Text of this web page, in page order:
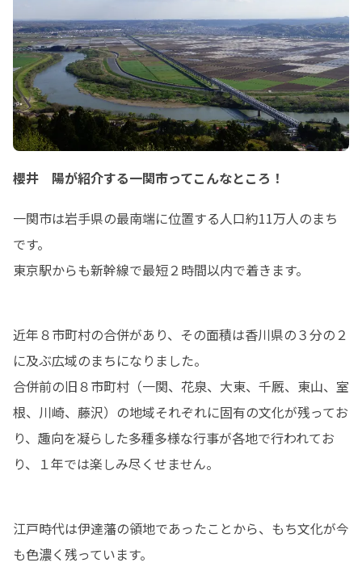
櫻井 陽が紹介する一関市ってこんなところ！
一関市は岩手県の最南端に位置する人口約11万人のまち
です。
東京駅からも新幹線で最短２時間以内で着きます。
近年８市町村の合併があり、その面積は香川県の３分の２
に及ぶ広域のまちになりました。
合併前の旧８市町村（一関、花泉、大東、千厩、東山、室
根、川崎、藤沢）の地域それぞれに固有の文化が残ってお
り、趣向を凝らした多種多様な行事が各地で行われてお
り、１年では楽しみ尽くせません。
江戸時代は伊達藩の領地であったことから、もち文化が今
も色濃く残っています。